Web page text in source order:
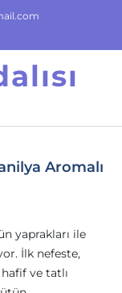
Aromalı
yaprakları ile
İlk nefeste,
ve tatlı